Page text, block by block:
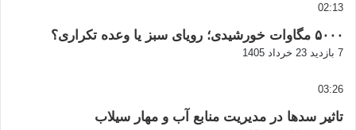
02:13
۵۰۰۰ مگاوات خورشیدی؛ رویای سبز یا وعده تکراری؟
7 بازدید 23 خرداد 1405
03:26
تاثیر سدها در مدیریت منابع آب و مهار سیلاب